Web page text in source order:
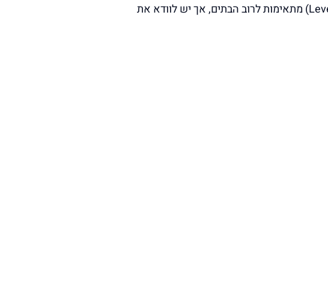
יש לבחור עמדת טעינה שתואמת את היכולות של מערכת החשמל לאחר השדרוג. עמדות טעינה ביתיות (Level 2) מתאימות לרוב הבתים, אך יש לוודא את